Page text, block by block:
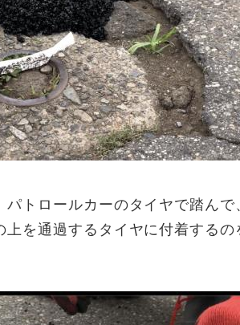
トロールカーのタイヤで踏んで
を通過するタイヤに付着するの